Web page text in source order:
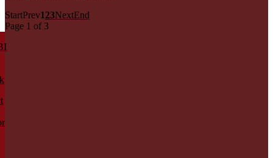
StartPrev123NextEnd
Page 1 of 3